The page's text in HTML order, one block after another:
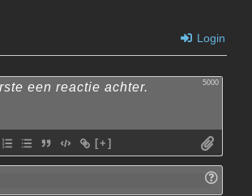
Login
5000
[+]